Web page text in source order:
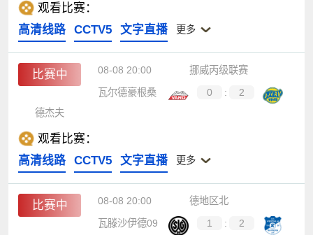
观看比赛：
高清线路
CCTV5 文字直播 更多
比赛中 08-08 20:00
挪威丙级联赛
瓦尔德豪根桑
0 :
2
德杰夫
观看比赛：
高清线路
CCTV5 文字直播 更多
比赛中 08-08 20:00
德地区北
瓦滕沙伊德09
1 :
2